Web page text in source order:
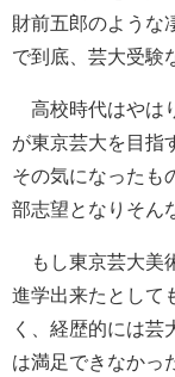
財前五郎のような
で到底、芸大受験
高校時代はやは
が東京芸大を目指
その気になった
部志望となりそん
もし東京芸大美
進学出来たとして
く、経歴的には芸
は満足できなかっ